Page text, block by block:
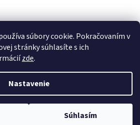
súbory cookie. Pokračovaním v
stránky súhlasíte s ich
zde.
Nastavenie
Súhlasím
pre firmy a podnikateľov (B2B).
Vytvoril Shoptet
. Všetky práva vyhradené.